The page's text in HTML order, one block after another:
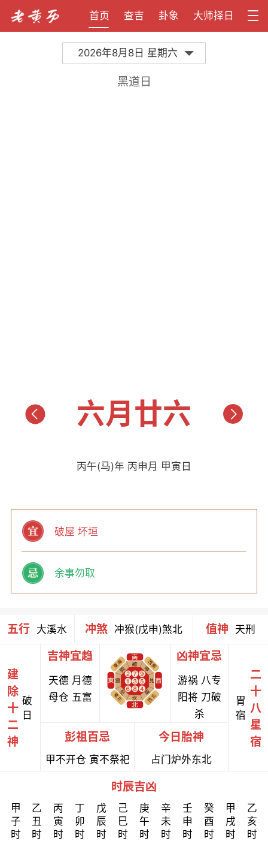
首页 查吉 卦象 大师择日
2026年8月8日 星期六
黑道日
六月廿六
丙午(马)年 丙申月 甲寅日
破屋 坏垣
余事勿取
五行 大溪水 冲煞 冲猴(戊申)煞北 值神 天刑
建
除
十
二
神
破
日
吉神宜趋
天德 月德
母仓 五富
凶神宜忌
游祸 八专
阳将 刀破
杀
彭祖百忌
甲不开仓 寅不祭祀
今日胎神
占门炉外东北
胃
宿
二
十
八
星
宿
时辰吉凶
甲
子
时
乙
丑
时
丙
寅
时
丁
卯
时
戊
辰
时
己
巳
时
庚
午
时
辛
未
时
壬
申
时
癸
酉
时
甲
戌
时
乙
亥
时